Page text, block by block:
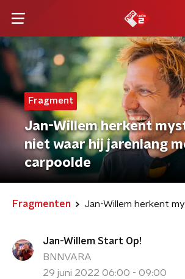
Fragment
Jan-Willem herkent
niet waar hij jarenlang
carpoolde
Fragmenten
Jan-Willem Start Op!
BNNVARA
29 juni 2022 06:00 - 09:00